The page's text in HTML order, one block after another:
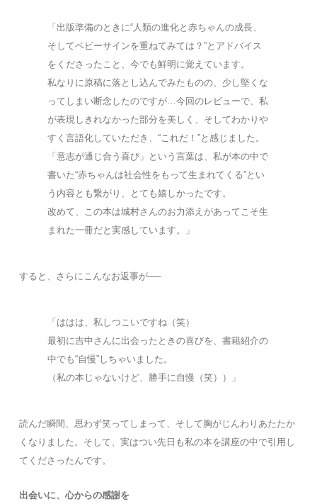
「出版準備のときに“人類の進化と赤ちゃんの成長、
そしてベビーサインを重ねてみては？”とアドバイス
をくださったこと、今でも鮮明に覚えています。
私なりに原稿に落とし込んでみたものの、少し堅くな
ってしまい断念したのですが…今回のレビューで、私
が表現しきれなかった部分を美しく、そしてわかりや
すく言語化していただき、“これだ！”と感じました。
「意志が通じ合う喜び」という言葉は、私が本の中で
書いた“赤ちゃんは社会性をもって生まれてくる”とい
う内容とも繋がり、とても嬉しかったです。
改めて、この本は城村さんのお力添えがあってこそ生
まれた一冊だと実感しています。」
すると、さらにこんなお返事が──
「ははは、私しつこいですね（笑）
最初に吉中さんに出会ったときの喜びを、書籍紹介の
中でも“自慢”しちゃいました。
（私の本じゃないけど、勝手に自慢（笑））」
読んだ瞬間、思わず笑ってしまって、そして胸がじんわりあたたか
くなりました。そして、実はつい先日も私の本を講座の中で引用し
てくださったんです。
出会いに、心からの感謝を